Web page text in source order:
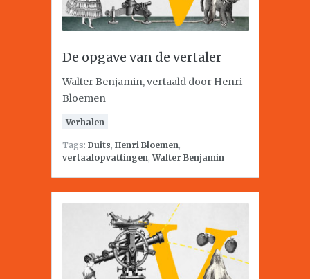
De opgave van de vertaler
Walter Benjamin, vertaald door Henri
Bloemen
Verhalen
Tags: Duits, Henri Bloemen,
vertaalopvattingen,Walter Benjamin